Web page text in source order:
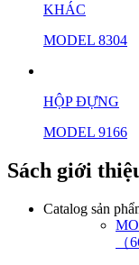
KHÁC
MODEL 8304
HỘP ĐỰNG
MODEL 9166
Sách giới
Catalog sản
（